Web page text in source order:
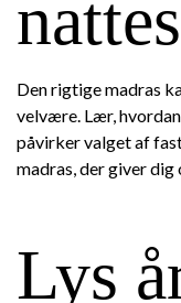
Den rigtige madras
velvære. Lær,
påvirker valget af
madras, der giver
Lys